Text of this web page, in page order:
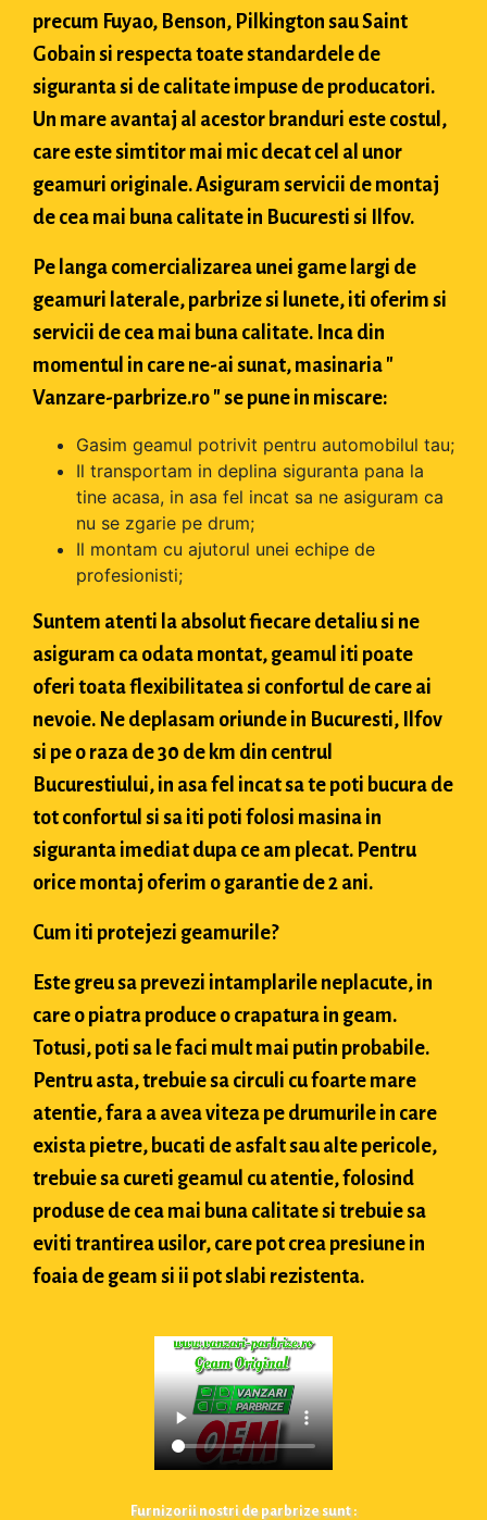
precum Fuyao, Benson, Pilkington sau Saint
Gobain si respecta toate standardele de
siguranta si de calitate impuse de producatori.
Un mare avantaj al acestor branduri este costul,
care este simtitor mai mic decat cel al unor
geamuri originale. Asiguram servicii de montaj
de cea mai buna calitate in Bucuresti si Ilfov.
Pe langa comercializarea unei game largi de
geamuri laterale, parbrize si lunete, iti oferim si
servicii de cea mai buna calitate. Inca din
momentul in care ne-ai sunat, masinaria "
Vanzare-parbrize.ro " se pune in miscare:
Gasim geamul potrivit pentru automobilul tau;
Il transportam in deplina siguranta pana la
tine acasa, in asa fel incat sa ne asiguram ca
nu se zgarie pe drum;
Il montam cu ajutorul unei echipe de
profesionisti;
Suntem atenti la absolut fiecare detaliu si ne
asiguram ca odata montat, geamul iti poate
oferi toata flexibilitatea si confortul de care ai
nevoie. Ne deplasam oriunde in Bucuresti, Ilfov
si pe o raza de 30 de km din centrul
Bucurestiului, in asa fel incat sa te poti bucura de
tot confortul si sa iti poti folosi masina in
siguranta imediat dupa ce am plecat. Pentru
orice montaj oferim o garantie de 2 ani.
Cum iti protejezi geamurile?
Este greu sa prevezi intamplarile neplacute, in
care o piatra produce o crapatura in geam.
Totusi, poti sa le faci mult mai putin probabile.
Pentru asta, trebuie sa circuli cu foarte mare
atentie, fara a avea viteza pe drumurile in care
exista pietre, bucati de asfalt sau alte pericole,
trebuie sa cureti geamul cu atentie, folosind
produse de cea mai buna calitate si trebuie sa
eviti trantirea usilor, care pot crea presiune in
foaia de geam si ii pot slabi rezistenta.
Furnizorii nostri de parbrize sunt :